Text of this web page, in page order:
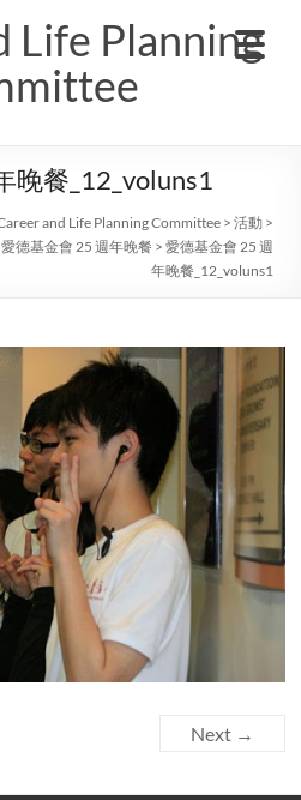
Life Planning
晚餐_12_voluns1
and Life Planning Committee >活動 >
愛德基金會 25 週年晚餐 >愛德基金會 25 週
年晚餐_12_voluns1
Next →